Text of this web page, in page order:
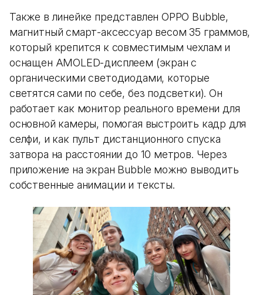
Также в линейке представлен OPPO Bubble,
магнитный смарт-аксессуар весом 35 граммов,
который крепится к совместимым чехлам и
оснащен AMOLED-дисплеем (экран с
органическими светодиодами, которые
светятся сами по себе, без подсветки). Он
работает как монитор реального времени для
основной камеры, помогая выстроить кадр для
селфи, и как пульт дистанционного спуска
затвора на расстоянии до 10 метров. Через
приложение на экран Bubble можно выводить
собственные анимации и тексты.